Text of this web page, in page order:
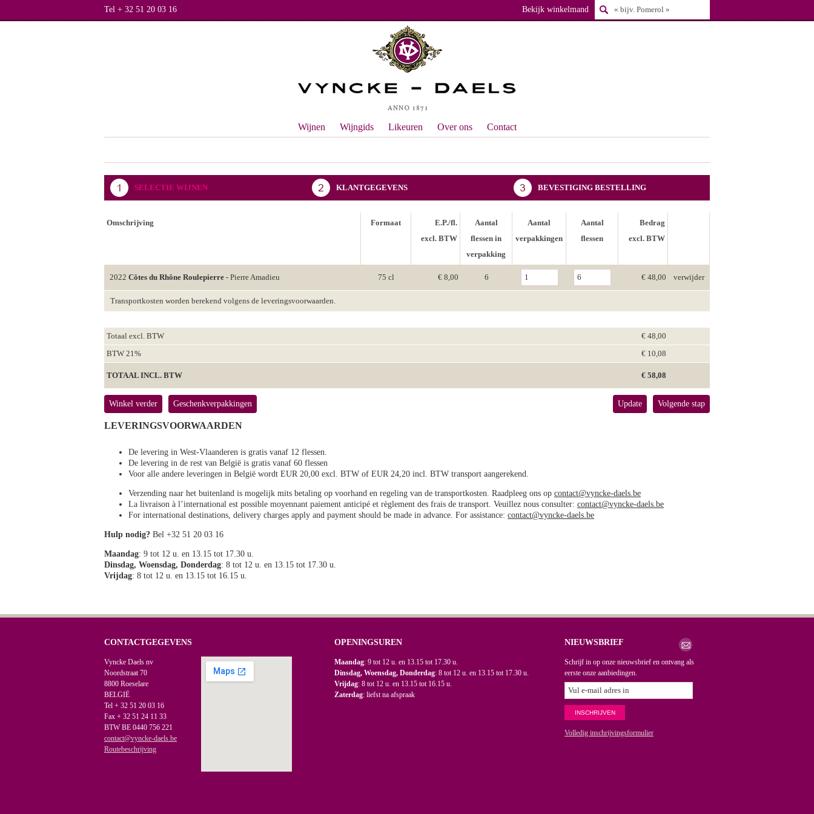
Tel + 32 51 20 03 16 Bekijk winkelmand
Wijnen Wijngids Likeuren Over ons Contact
SELECTIE WIJNEN KLANTGEGEVENS BEVESTIGING BESTELLING
Omschrijving Formaat
E.P./fl.
excl. BTW
Aantal
flessen in
verpakking
Aantal
verpakkingen
Aantal
flessen
Bedrag
excl. BTW
2022 Côtes du Rhône Roulepierre - Pierre Amadieu 75 cl € 8,00 6 € 48,00 verwijder
Transportkosten worden berekend volgens de leveringsvoorwaarden.
Totaal excl. BTW
€ 48,00
BTW 21%
€ 10,08
TOTAAL INCL. BTW € 58,08
Winkel verder Geschenkverpakkingen Volgende stap
Update
LEVERINGSVOORWAARDEN
De levering in West-Vlaanderen is gratis vanaf 12 flessen.
De levering in de rest van België is gratis vanaf 60 flessen
Voor alle andere leveringen in België wordt EUR 20,00 excl. BTW of EUR 24,20 incl. BTW transport aangerekend.
Verzending naar het buitenland is mogelijk mits betaling op voorhand en regeling van de transportkosten. Raadpleeg ons op contact@vyncke-daels.be
La livraison à l’international est possible moyennant paiement anticipé et règlement des frais de transport. Veuillez nous consulter: contact@vyncke-daels.be
For international destinations, delivery charges apply and payment should be made in advance. For assistance: contact@vyncke-daels.be
Hulp nodig? Bel +32 51 20 03 16
Maandag: 9 tot 12 u. en 13.15 tot 17.30 u.
Dinsdag, Woensdag, Donderdag: 8 tot 12 u. en 13.15 tot 17.30 u.
Vrijdag: 8 tot 12 u. en 13.15 tot 16.15 u.
CONTACTGEGEVENS
Vyncke Daels nv
Noordstraat 70
8800 Roeselare
BELGIË
Tel + 32 51 20 03 16
Fax + 32 51 24 11 33
BTW BE 0440 756 221
contact@vyncke-daels.be
Routebeschrijving
OPENINGSUREN
Maandag: 9 tot 12 u. en 13.15 tot 17.30 u.
Dinsdag, Woensdag, Donderdag: 8 tot 12 u. en 13.15 tot 17.30 u.
Vrijdag: 8 tot 12 u. en 13.15 tot 16.15 u.
Zaterdag: liefst na afspraak
NIEUWSBRIEF
Schrijf in op onze nieuwsbrief en ontvang als
eerste onze aanbiedingen.
Volledig inschrijvingsformulier